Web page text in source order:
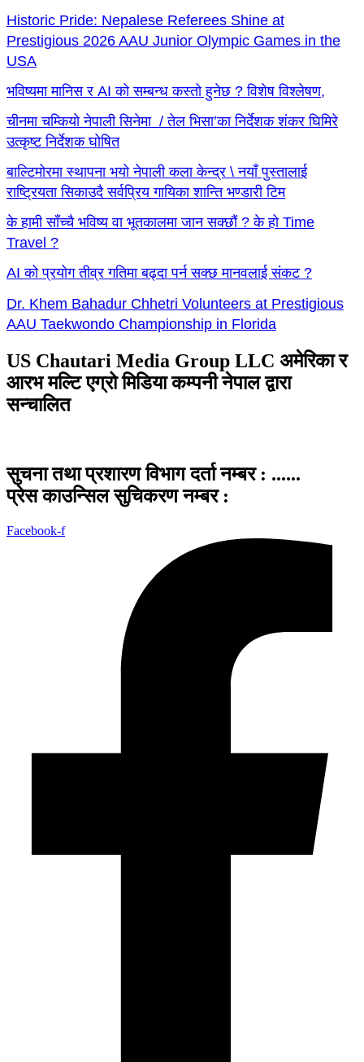
Historic Pride: Nepalese Referees Shine at
Prestigious 2026 AAU Junior Olympic Games in the
USA
भविष्यमा मानिस र AI को सम्बन्ध कस्तो हुनेछ ? विशेष विश्लेषण,
चीनमा चम्कियो नेपाली सिनेमा / तेल भिसा’का निर्देशक शंकर घिमिरे
उत्कृष्ट निर्देशक घोषित
बाल्टिमोरमा स्थापना भयो नेपाली कला केन्द्र \ नयाँ पुस्तालाई
राष्ट्रियता सिकाउदै सर्वप्रिय गायिका शान्ति भण्डारी टिम
के हामी साँच्चै भविष्य वा भूतकालमा जान सक्छौं ? के हो Time
Travel ?
AI को प्रयोग तीव्र गतिमा बढ्दा पर्न सक्छ मानवलाई संकट ?
Dr. Khem Bahadur Chhetri Volunteers at Prestigious
AAU Taekwondo Championship in Florida
US Chautari Media Group LLC अमेरिका र
आरभ मल्टि एग्रो मिडिया कम्पनी नेपाल द्वारा
सन्चालित
सुचना तथा प्रशारण विभाग दर्ता नम्बर : ......
प्रेस काउन्सिल सुचिकरण नम्बर :
Facebook-f